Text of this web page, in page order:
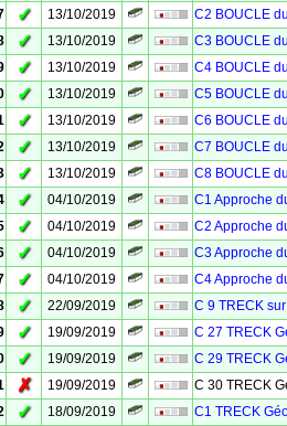
✓ 13/10/2019
C2 BOUCLE
✓ 13/10/2019
C3 BOUCLE
✓ 13/10/2019
C4 BOUCLE
✓ 13/10/2019
C5 BOUCLE
✓ 13/10/2019
C6 BOUCLE
✓ 13/10/2019
C7 BOUCLE
✓ 13/10/2019
C8 BOUCLE
✓ 04/10/2019
C1 Approche
✓ 04/10/2019
C2 Approche
✓ 04/10/2019
C3 Approche
✓ 04/10/2019
C4 Approche
✓ 22/09/2019
C 9 TRECK
✓ 19/09/2019
C 27 TRECK
✓ 19/09/2019
C 29 TRECK
✗ 19/09/2019
C 30 TRECK
✓ 18/09/2019
C1 TRECK